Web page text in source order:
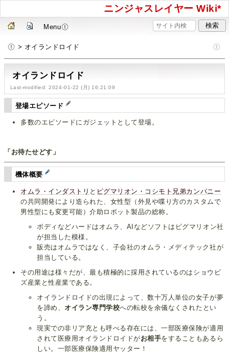
ニンジャスレイヤー Wiki*
Menu
> オイランドロイド
オイランドロイド
Last-modified: 2024-01-22 (月) 16:21:09
登場エピソード
多数のエピソードにガジェットとして登場。
「お待たせどす」
機体概要
オムラ・インダストリ と ピグマリオン・コシモト兄弟カンパニー
の共同開発により造られた、女性型（外見や喋り方のカスタムで
男性型にも変更可能）介助ロボット製品の総称。
ボディなどハードはオムラ、AIなどソフトはピグマリオン社
が担当した模様。
販売はオムラではなく、子会社のオムラ・メディテック社が
担当している。
その用途は様々だが、最も積極的に採用されているのはショウビ
ズ産業と性産業である。
オイランドロイドの出現によって、数十万人単位の女子が夢
を諦め、オイラン専門学校への転校を余儀なくされたとい
う。
現実での非リア充とも呼べる存在には、一部医療保険が適用
されて医療用オイランドロイドがお相手をすることもあるら
しい。一部医療保険適用ヤッター！